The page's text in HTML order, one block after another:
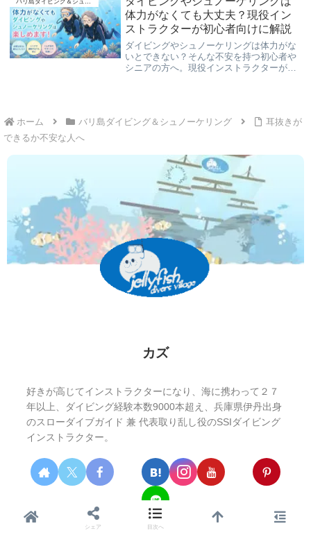
体力がなくても大丈夫？現役イン
ストラクターが初心者向けに解説
ダイビングやシュノーケリングは体力がな
いとできない？そんな不安を持つ初心者や
シニアの方へ。現役インストラクターが必
ホーム
バリ島ダイビング＆シュノーケリング
耳抜きが
できるか不安な人へ
カズ
好きが高じてインストラクターになり、海に携わって２７
年以上、ダイビング経験本数9000本超え、兵庫県伊丹出身
のスローダイブガイド 兼 代表取り乱し役のSSIダイビング
インストラクター。
シェア 目次へ